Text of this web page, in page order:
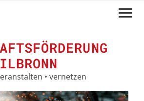
• vernetzen